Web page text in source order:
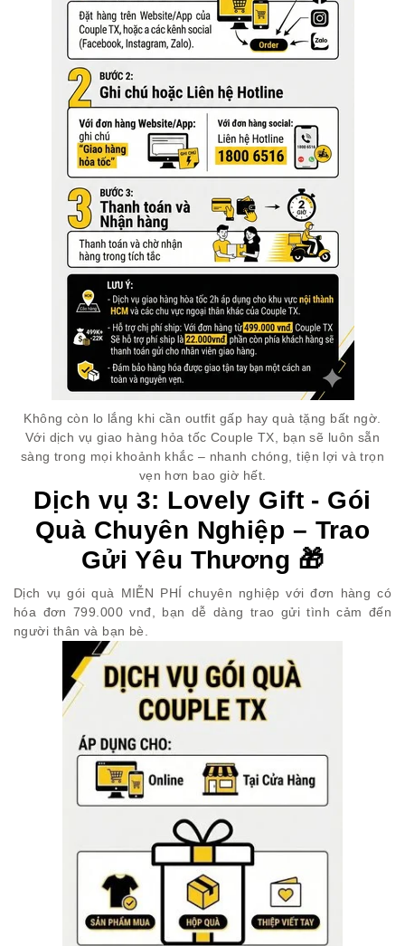
Không còn lo lắng khi cần outfit gấp hay quà tặng bất ngờ.
Với dịch vụ giao hàng hỏa tốc Couple TX, bạn sẽ luôn sẵn
sàng trong mọi khoảnh khắc – nhanh chóng, tiện lợi và trọn
vẹn hơn bao giờ hết.
Dịch vụ 3: Lovely Gift - Gói
Quà Chuyên Nghiệp – Trao
Gửi Yêu Thương 🎁
Dịch vụ gói quà MIỄN PHÍ chuyên nghiệp với đơn hàng có
hóa đơn 799.000 vnđ, bạn dễ dàng trao gửi tình cảm đến
người thân và bạn bè.